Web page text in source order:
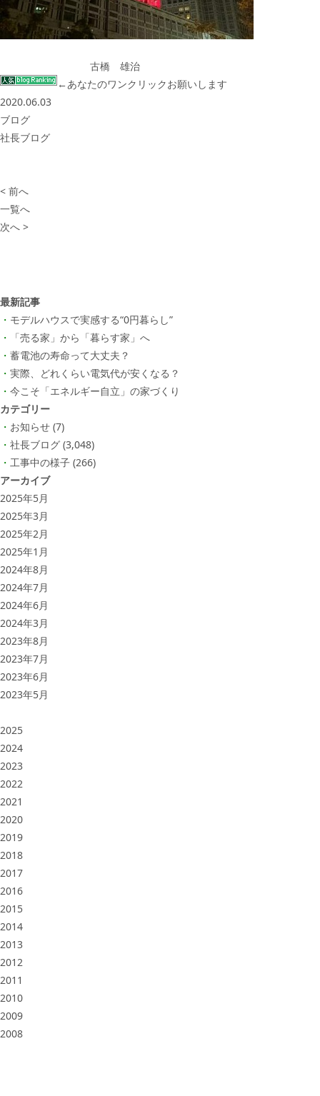
古橋 雄治
←あなたのワンクリックお願いします
2020.06.03
ブログ
社長ブログ
< 前へ
一覧へ
次へ >
最新記事
モデルハウスで実感する“0円暮らし”
「売る家」から「暮らす家」へ
蓄電池の寿命って大丈夫？
実際、どれくらい電気代が安くなる？
今こそ「エネルギー自立」の家づくり
カテゴリー
お知らせ (7)
社長ブログ (3,048)
工事中の様子 (266)
アーカイブ
2025年5月
2025年3月
2025年2月
2025年1月
2024年8月
2024年7月
2024年6月
2024年3月
2023年8月
2023年7月
2023年6月
2023年5月
2025
2024
2023
2022
2021
2020
2019
2018
2017
2016
2015
2014
2013
2012
2011
2010
2009
2008